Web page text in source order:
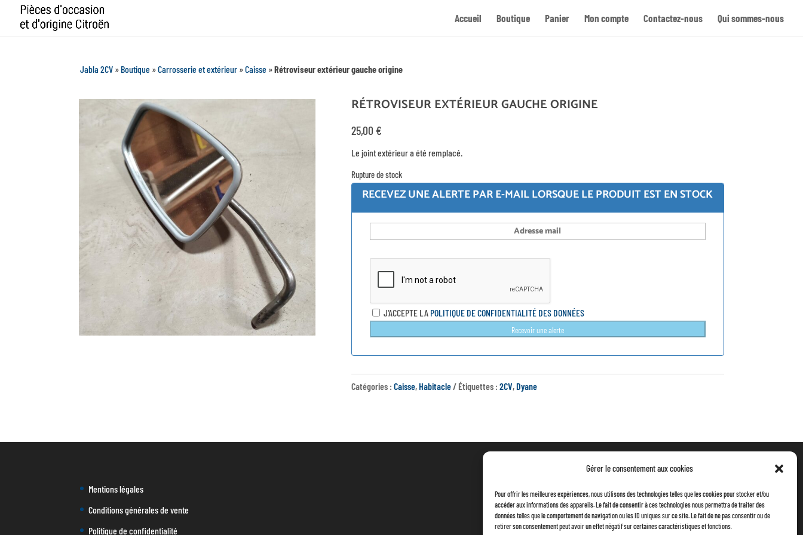
Gérer le consentement aux cookies
Pour offrir les meilleures expériences, nous utilisons des technologies telles que les cookies pour stocker et/ou
accéder aux informations des appareils. Le fait de consentir à ces technologies nous permettra de traiter des
données telles que le comportement de navigation ou les ID uniques sur ce site. Le fait de ne pas consentir ou de
retirer son consentement peut avoir un effet négatif sur certaines caractéristiques et fonctions.
Accueil Boutique Panier Mon compte Contactez-nous Qui sommes-nous
Jabla 2CV » Boutique »Carrosserie et extérieur »Caisse »Rétroviseur extérieur gauche origine
RÉTROVISEUR EXTÉRIEUR GAUCHE ORIGINE
25,00 €
Le joint extérieur a été remplacé.
Rupture de stock
RECEVEZ UNE ALERTE PAR E-MAIL LORSQUE LE PRODUIT EST EN STOCK
J'ACCEPTE LA POLITIQUE DE CONFIDENTIALITÉ DES DONNÉES
Recevoir une alerte
Catégories : Caisse,Habitacle Étiquettes : 2CV,Dyane
Mentions légales
Conditions générales de vente
Politique de confidentialité